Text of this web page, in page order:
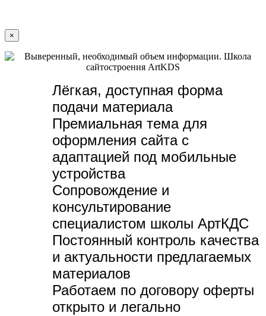
×
Лёгкая, доступная форма
подачи материала
Премиальная тема для
оформления сайта с
адаптацией под мобильные
устройства
Сопровождение и
консультирование
специалистом школы АртКДС
Постоянный контроль качества
и актуальности предлагаемых
материалов
Работаем по договору оферты
открыто и легально